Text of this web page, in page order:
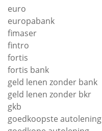
euro
europabank
fimaser
fintro
fortis
fortis bank
geld lenen zonder bank
geld lenen zonder bkr
gkb
goedkoopste autolening